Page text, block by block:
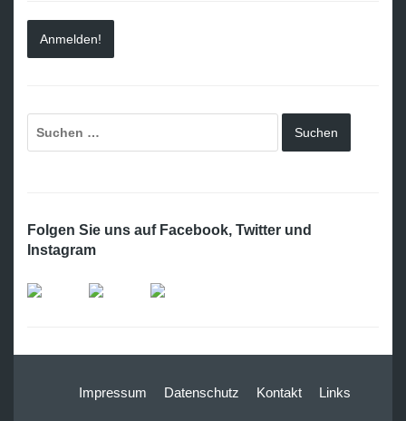
Folgen Sie uns auf Facebook, Twitter und
Instagram
Impressum Datenschutz Kontakt Links